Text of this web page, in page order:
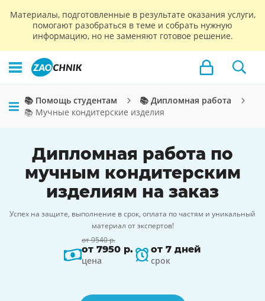
Материалы, подготовленные в результате оказания услуги,
помогают разобраться в теме и собрать нужную
информацию, но не заменяют готовое решение.
📚 Помощь студентам
📚 Дипломная работа
📚 Мучные кондитерские изделия
Дипломная работа по
мучным кондитерским
изделиям на заказ
Успех на защите, выполнение в срок, оплата по частям и уникальный
материал от экспертов!
от 9540 р.
от 7950 р.
цена
от 7 дней
срок